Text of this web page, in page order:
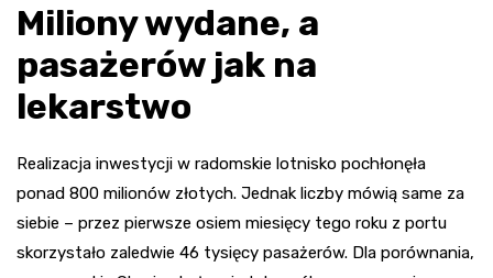
Miliony wydane, a
pasażerów jak na
lekarstwo
Realizacja inwestycji w radomskie lotnisko pochłonęła
ponad 800 milionów złotych. Jednak liczby mówią same za
siebie – przez pierwsze osiem miesięcy tego roku z portu
skorzystało zaledwie 46 tysięcy pasażerów. Dla porównania,